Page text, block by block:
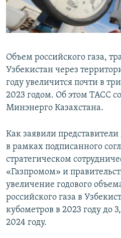
Объем российского газа,
Узбекистан через
году увеличится почти в
2023 годом. Об этом ТАСС
Минэнерго Казахстана.
Как заявили
в рамках подписанного
стратегическом
«Газпромом» и
увеличение годового
российского газа в
кубометров в 2023 году до
2024 году.